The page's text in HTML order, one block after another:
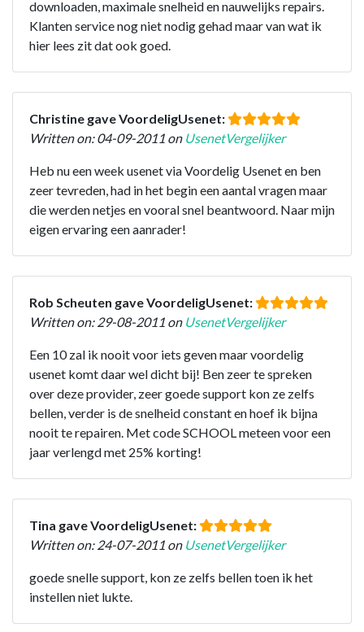
downloaden, maximale snelheid en nauwelijks repairs.
Klanten service nog niet nodig gehad maar van wat ik
hier lees zit dat ook goed.
Christine gave VoordeligUsenet:
Written on: 04-09-2011 on UsenetVergelijker
Heb nu een week usenet via Voordelig Usenet en ben
zeer tevreden, had in het begin een aantal vragen maar
die werden netjes en vooral snel beantwoord. Naar mijn
eigen ervaring een aanrader!
Rob Scheuten gave VoordeligUsenet:
Written on: 29-08-2011 on UsenetVergelijker
Een 10 zal ik nooit voor iets geven maar voordelig
usenet komt daar wel dicht bij! Ben zeer te spreken
over deze provider, zeer goede support kon ze zelfs
bellen, verder is de snelheid constant en hoef ik bijna
nooit te repairen. Met code SCHOOL meteen voor een
jaar verlengd met 25% korting!
Tina gave VoordeligUsenet:
Written on: 24-07-2011 on UsenetVergelijker
goede snelle support, kon ze zelfs bellen toen ik het
instellen niet lukte.